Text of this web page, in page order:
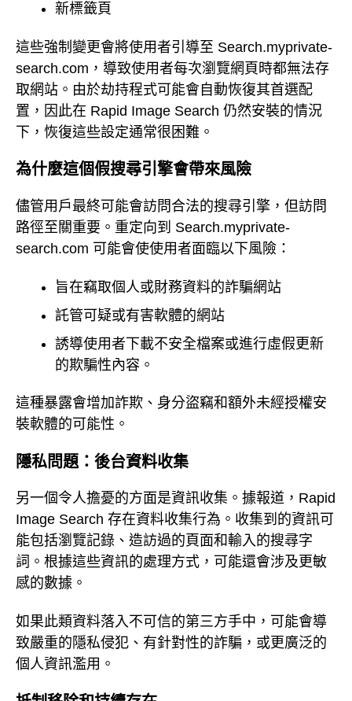
新標籤頁
這些強制變更會將使用者引導至 Search.myprivate-
search.com，導致使用者每次瀏覽網頁時都無法存
取網站。由於劫持程式可能會自動恢復其首選配
置，因此在 Rapid Image Search 仍然安裝的情況
下，恢復這些設定通常很困難。
為什麼這個假搜尋引擎會帶來風險
儘管用戶最終可能會訪問合法的搜尋引擎，但訪問
路徑至關重要。重定向到 Search.myprivate-
search.com 可能會使使用者面臨以下風險：
旨在竊取個人或財務資料的詐騙網站
託管可疑或有害軟體的網站
誘導使用者下載不安全檔案或進行虛假更新
的欺騙性內容。
這種暴露會增加詐欺、身分盜竊和額外未經授權安
裝軟體的可能性。
隱私問題：後台資料收集
另一個令人擔憂的方面是資訊收集。據報道，Rapid
Image Search 存在資料收集行為。收集到的資訊可
能包括瀏覽記錄、造訪過的頁面和輸入的搜尋字
詞。根據這些資訊的處理方式，可能還會涉及更敏
感的數據。
如果此類資料落入不可信的第三方手中，可能會導
致嚴重的隱私侵犯、有針對性的詐騙，或更廣泛的
個人資訊濫用。